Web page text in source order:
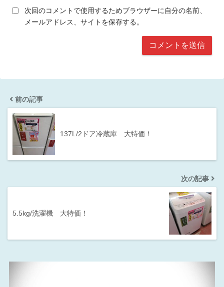
次回のコメントで使用するためブラウザーに自分の名前、
メールアドレス、サイトを保存する。
前の記事
137L/2ドア冷蔵庫 大特価！
次の記事
5.5kg/洗濯機 大特価！